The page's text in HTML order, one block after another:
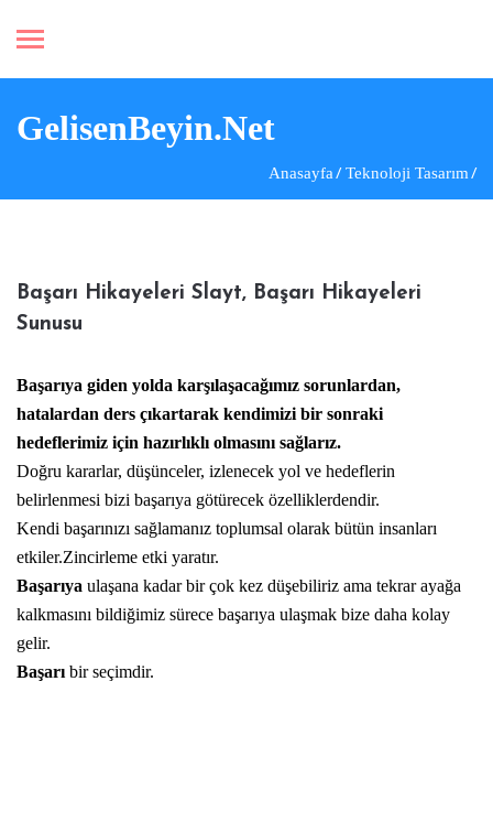
GelisenBeyin.Net
Anasayfa Teknoloji Tasarım
Başarı Hikayeleri Slayt, Başarı Hikayeleri
Sunusu
Başarıya giden yolda karşılaşacağımız sorunlardan,
hatalardan ders çıkartarak kendimizi bir sonraki
hedeflerimiz için hazırlıklı olmasını sağlarız.
Doğru kararlar, düşünceler, izlenecek yol ve hedeflerin
belirlenmesi bizi başarıya götürecek özelliklerdendir.
Kendi başarınızı sağlamanız toplumsal olarak bütün insanları
etkiler.Zincirleme etki yaratır.
Başarıya ulaşana kadar bir çok kez düşebiliriz ama tekrar ayağa
kalkmasını bildiğimiz sürece başarıya ulaşmak bize daha kolay
gelir.
Başarı bir seçimdir.